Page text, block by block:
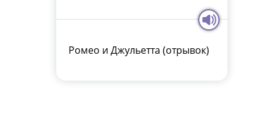
Ромео и Джульетта (отрывок)